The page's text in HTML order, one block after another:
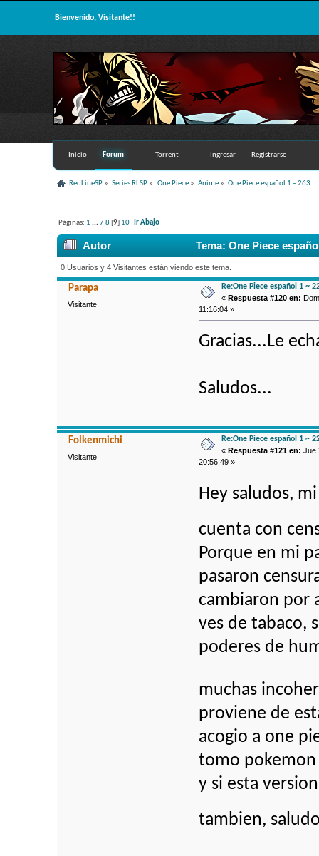
Bienvenido, Visitante!!
Inicio Forum Torrent Ingresar Registrarse
RedLineSP » Series RLSP » One Piece» Anime » One Piece español 1 ~ 263
Páginas: 1 ... 7 8 9] 10 Ir Abajo
Autor Tema: One Piece
0 Usuarios y 4 Visitantes están viendo este tema.
Parapa
Visitante
Re:One Piece español 1 ~
«Respuesta #120 en:
11:16:04 »
Gracias...Le
Saludos...
Folkenmichi
Visitante
Re:One Piece español 1 ~
«Respuesta #121 en: Jue
20:56:49 »
Hey saludos,
cuenta con
Porque en mi
pasaron
cambiaron por
ves de tabaco,
poderes de
muchas
proviene de
acogio a one
tomo pokemon
y si esta
tambien,